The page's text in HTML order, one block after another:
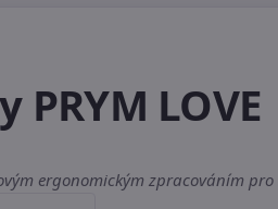
LOVE
ergonomickým zpracováním